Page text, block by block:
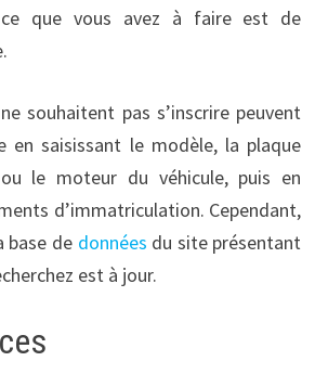
ce que vous avez à faire est de
souhaitent pas s’inscrire peuvent
en saisissant le modèle, la plaque
le moteur du véhicule, puis en
d’immatriculation. Cependant,
base de données du site présentant
est à jour.